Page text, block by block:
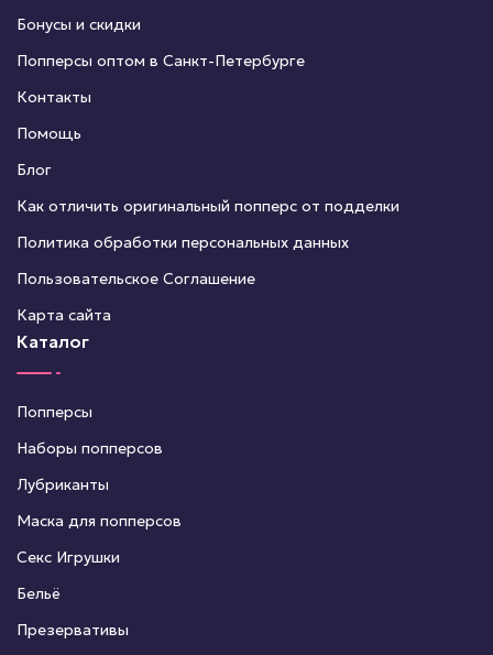
Бонусы и скидки
Попперсы оптом в Санкт-Петербурге
Контакты
Помощь
Блог
Как отличить оригинальный попперс от подделки
Политика обработки персональных данных
Пользовательское Соглашение
Карта сайта
Каталог
Попперсы
Наборы попперсов
Лубриканты
Маска для попперсов
Секс Игрушки
Бельё
Презервативы